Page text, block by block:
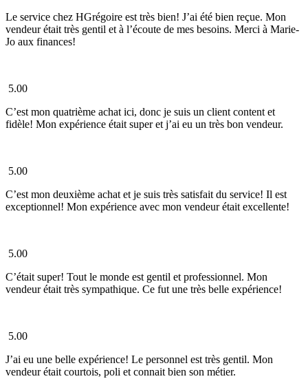
Le service chez HGrégoire est très bien! J’ai été bien reçue. Mon
vendeur était très gentil et à l’écoute de mes besoins. Merci à Marie-
Jo aux finances!
5.00
C’est mon quatrième achat ici, donc je suis un client content et
fidèle! Mon expérience était super et j’ai eu un très bon vendeur.
5.00
C’est mon deuxième achat et je suis très satisfait du service! Il est
exceptionnel! Mon expérience avec mon vendeur était excellente!
5.00
C’était super! Tout le monde est gentil et professionnel. Mon
vendeur était très sympathique. Ce fut une très belle expérience!
5.00
J’ai eu une belle expérience! Le personnel est très gentil. Mon
vendeur était courtois, poli et connait bien son métier.